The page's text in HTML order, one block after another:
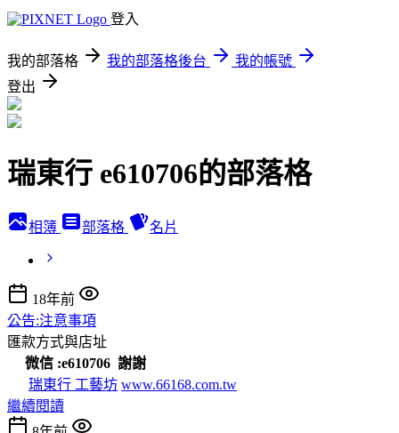
登入
我的部落格 我的部落格後台
我的帳號
登出
瑞東行 e610706的部落格
相簿 部落格 名片
18年前
公告:注意事項
匯款方式與店址
微信 :e610706 謝謝
瑞東行 工藝坊 www.66168.com.tw
繼續閱讀